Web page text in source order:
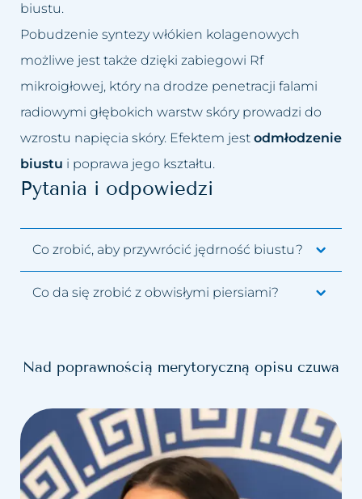
biustu.
Pobudzenie syntezy włókien kolagenowych
możliwe jest także dzięki zabiegowi Rf
mikroigłowej, który na drodze penetracji falami
radiowymi głębokich warstw skóry prowadzi do
wzrostu napięcia skóry. Efektem jest odmłodzenie
biustu i poprawa jego kształtu.
Pytania i odpowiedzi
Co zrobić, aby przywrócić jędrność biustu?
Co da się zrobić z obwisłymi piersiami?
Nad poprawnością merytoryczną opisu czuwa